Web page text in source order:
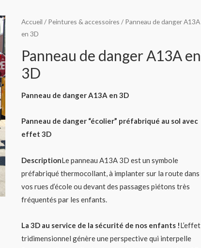
Accueil / Peintures & accessoires / Panneau de danger A13A
en 3D
Panneau de danger A13A en
3D
Panneau de danger A13A en 3D
Panneau de danger “écolier” préfabriqué au sol avec
effet 3D
DescriptionLe panneau A13A 3D est un symbole
préfabriqué thermocollant, à implanter sur la route dans
vos rues d’école ou devant des passages piétons très
fréquentés par les enfants.
La 3D au service de la sécurité de nos enfants !L’effet
tridimensionnel génère une perspective qui interpelle